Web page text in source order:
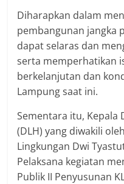
Diharapkan dalam
pembangunan jangka
dapat selaras dan
serta memperhatikan
berkelanjutan dan
Lampung saat ini.
Sementara itu, Kepala
(DLH) yang diwakili
Lingkungan Dwi
Pelaksana kegiatan
Publik II Penyusunan